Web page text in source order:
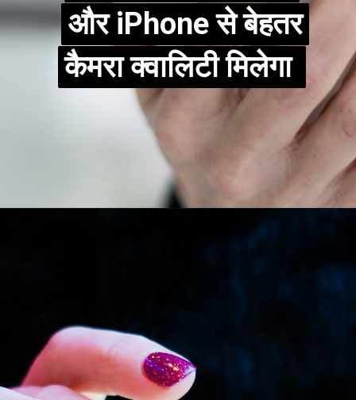
और iPhone से बेहतर
कैमरा क्वालिटी मिलेगा
और iPhone से बेहतर
कैमरा क्वालिटी मिलेगा